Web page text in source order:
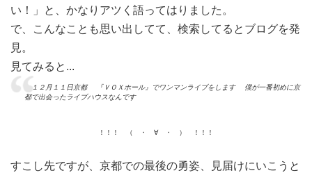
い！」と、かなりアツく語ってはりました。
で、こんなことも思い出してて、検索してるとブログを発
見。
見てみると...
１２月１１日京都 『ＶＯＸホール』でワンマンライブをします 僕が一番初めに京
都で出会ったライブハウスなんです
！！！ （ ・ ∀ ・ ） ！！！
すこし先ですが、京都での最後の勇姿、見届けにいこうと